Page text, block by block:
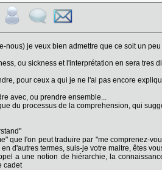
nous) je veux bien admettre que ce soit un
ou sickness et l'interprétation en sera tres
pour ceux a qui je ne l'ai pas encore
avec, ou prendre ensemble...
du processus de la comprehension, qui
que l'on peut traduire par "me comprenez-
d'autres termes, suis-je votre maitre, êtes
a une notion de hiérarchie, la
cadet